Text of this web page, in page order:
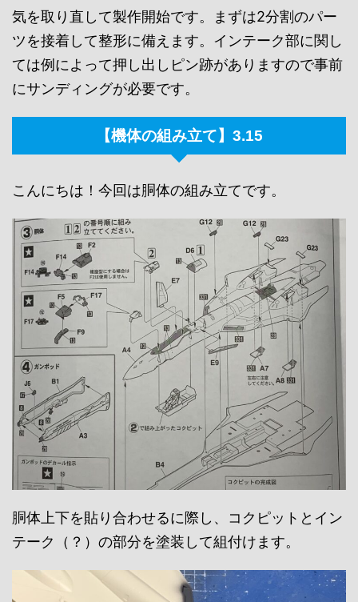
気を取り直して製作開始です。まずは2分割のパー
ツを接着して整形に備えます。インテーク部に関し
ては例によって押し出しピン跡がありますので事前
にサンディングが必要です。
【機体の組み立て】3.15
こんにちは！今回は胴体の組み立てです。
胴体上下を貼り合わせるに際し、コクピットとイン
テーク（？）の部分を塗装して組付けます。